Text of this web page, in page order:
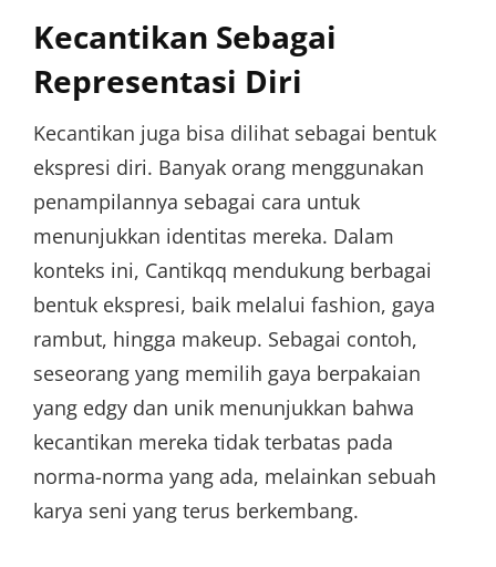
Kecantikan Sebagai
Representasi Diri
Kecantikan juga bisa dilihat sebagai bentuk
ekspresi diri. Banyak orang menggunakan
penampilannya sebagai cara untuk
menunjukkan identitas mereka. Dalam
konteks ini, Cantikqq mendukung berbagai
bentuk ekspresi, baik melalui fashion, gaya
rambut, hingga makeup. Sebagai contoh,
seseorang yang memilih gaya berpakaian
yang edgy dan unik menunjukkan bahwa
kecantikan mereka tidak terbatas pada
norma-norma yang ada, melainkan sebuah
karya seni yang terus berkembang.